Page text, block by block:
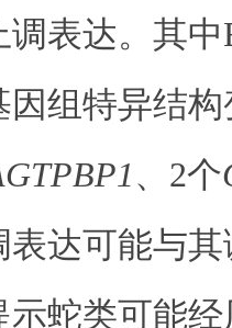
表达。其中
组特异结
、2个
表达可能与
蛇类可能